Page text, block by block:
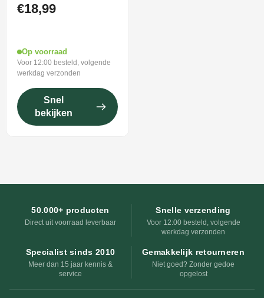
€18,99
Op voorraad
Voor 12:00 besteld, volgende
werkdag verzonden
Snel
bekijken
50.000+ producten
Direct uit voorraad leverbaar
Snelle verzending
Voor 12:00 besteld, volgende
werkdag verzonden
Specialist sinds 2010
Meer dan 15 jaar kennis &
service
Gemakkelijk retourneren
Niet goed? Zonder gedoe
opgelost